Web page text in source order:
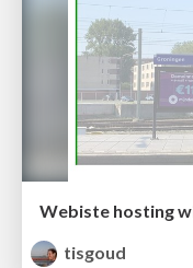
Webiste hosting
tisgoud